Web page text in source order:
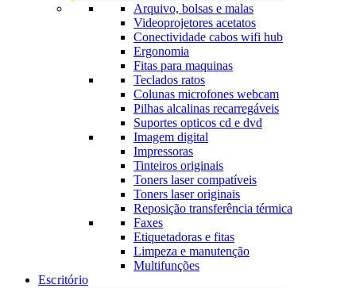
Arquivo, bolsas e malas
Videoprojetores acetatos
Conectividade cabos wifi hub
Ergonomia
Fitas para maquinas
Teclados ratos
Colunas microfones webcam
Pilhas alcalinas recarregáveis
Suportes opticos cd e dvd
Imagem digital
Impressoras
Tinteiros originais
Toners laser compatíveis
Toners laser originais
Reposição transferência térmica
Faxes
Etiquetadoras e fitas
Limpeza e manutenção
Multifunções
Escritório